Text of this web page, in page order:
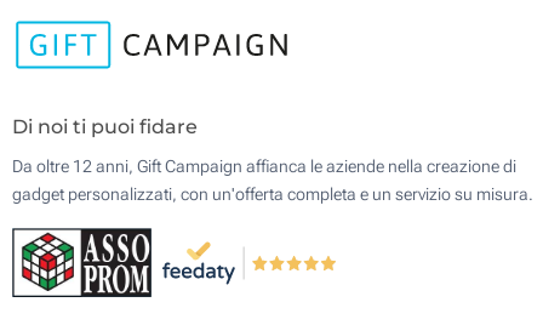
Di noi ti puoi fidare
Da oltre 12 anni, Gift Campaign affianca le aziende nella creazione di
gadget personalizzati, con un'offerta completa e un servizio su misura.